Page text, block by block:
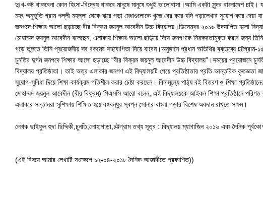
দুঃখ-কষ্ট থাকবেনা কোন হিংসা-বিদ্বেষ থাকবে মানুষে মানুষে শুধুই ভালোবাসা।আমি একটা সুন্দর বাংলাদেশ
মহৎ অনুভুতি গ্রাম পল্লী মহল্লা থেকে ঝরে পড়া মেধাগুলোকে খুজে বের করে যদি পড়ালেখার সুযোগ করে দেয়া
জনপদে শিক্ষার আলো ছড়াচ্ছে বীর বিক্রম জয়নুল আবেদীন উচ্চ বিদ্যালয়।ডিসেম্বর ২০১৬ উদযাপিত হলো
মোহাম্মদ জয়নুল আবেদীন বলেছেন, এলাকায় শিক্ষার আলো ছড়িয়ে দিয়ে জনগণকে নিরক্ষরতামুক্ত করার জন্য তিনি
গড়ে তুলতে তিনি প্রয়োজনীয় সব রকমের সহযোগিতা দিয়ে যাবেন।অনুষ্ঠানে প্রধান অতিথির বক্তব্যে
চুনতির দুর্গম জনপদে শিক্ষার আলো ছড়াচ্ছে “বীর বিক্রম জয়নুল আবেদীন উচ্চ বিদ্যালয়”।সময়ের প্রয়োজনে
বিদ্যালয় প্রতিষ্ঠাতা। তাই অত্র এলাকার জনগণ এই বিদ্যালয়টি পেয়ে প্রতিষ্ঠাতার প্রতি আন্তরিক কৃতজ্ঞতা
সুযোগ-সুবিধা দিয়ে শিক্ষা কার্যক্রম গতিশীল করার চেষ্ঠা করছেন। বিনামূল্যে পাঠ্য বই বিতরণ ও শিক্ষা
মোহাম্মদ জয়নুল আবেদীন (বীর বিক্রম) পিএসসি আরো বলেন, এই বিদ্যালয়কে আইকন শিক্ষা প্রতিষ্ঠানে পরিণত
এলাকার সন্তানরা সুশিক্ষায় শিক্ষিত হয়ে বঙ্গবন্ধুর স্বপ্ন সোনার বাংলা গড়ার বিশেষ অবদান রাখতে সক্ষম।
লেখক ছাইফুল হুদা ছিদ্দিকী,চুনতি,লোহাগাড়া,চট্টগ্রাম তথ্য সূত্র : বিদ্যালয় ম্যাগাজিন ২০১৬ এবং দৈনিক
(এই বিষয়ে আমার লেখাটি সংক্ষেপে ১২-০৪-২০১৮ দৈনিক আজাদীতে প্রকাশিত))